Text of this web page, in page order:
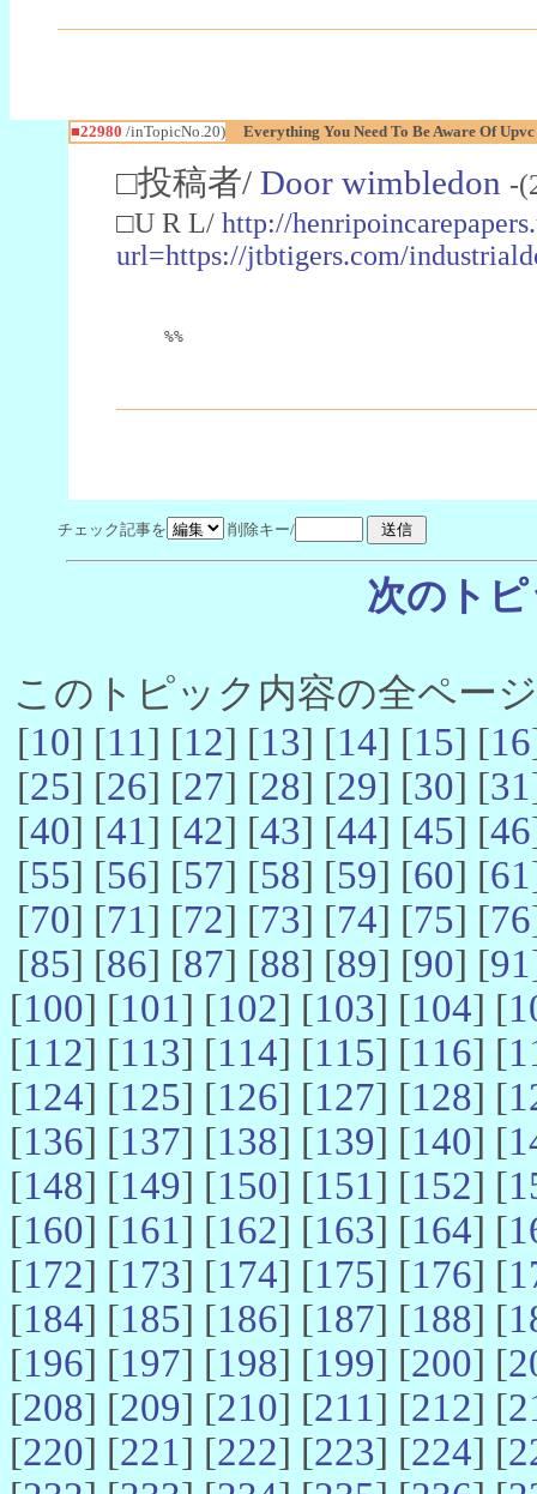
■22980 /inTopicNo.20) Everything You Need To Be Aware Of
□投稿者/ Door wimbledon -
□U R L/ http://
url=https://jtbtigers.com/
%%
チェック記事を 削除キー/
次のト
このトピック内容の全ペー
[10] [11] [12] [13] [14] [15] [16
[25] [26] [27] [28] [29] [30] [31
[40] [41] [42] [43] [44] [45] [46
[55] [56] [57] [58] [59] [60] [61
[70] [71] [72] [73] [74] [75] [76
[85] [86] [87] [88] [89] [90] [91
[100] [101] [102] [103] [104] [
[112] [113] [114] [115] [116] [
[124] [125] [126] [127] [128] [
[136] [137] [138] [139] [140] [
[148] [149] [150] [151] [152] [
[160] [161] [162] [163] [164] [
[172] [173] [174] [175] [176] [
[184] [185] [186] [187] [188] [
[196] [197] [198] [199] [200] [
[208] [209] [210] [211] [212] [
[220] [221] [222] [223] [224] [